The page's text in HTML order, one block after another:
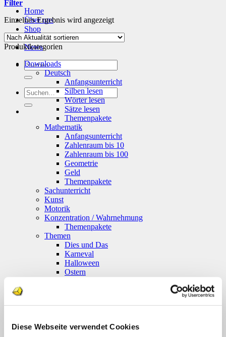
Diese Webseite verwendet Cookies
Home
Über uns
Shop
Info
News
Suchen
nach:
Suchen
nach:
Filter
Einzelnes Ergebnis wird angezeigt
Produktkategorien
Downloads
Deutsch
Anfangsunterricht
Silben lesen
Wörter lesen
Sätze lesen
Themenpakete
Mathematik
Anfangsunterricht
Zahlenraum bis 10
Zahlenraum bis 100
Geometrie
Geld
Themenpakete
Sachunterricht
Kunst
Motorik
Konzentration / Wahrnehmung
Themenpakete
Themen
Dies und Das
Karneval
Halloween
Ostern
Basale Förderung
Deutsch